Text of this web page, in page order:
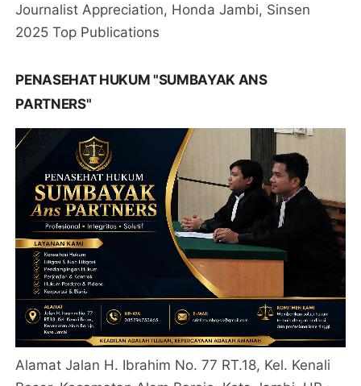
Journalist Appreciation, Honda Jambi, Sinsen
2025 Top Publications
PENASEHAT HUKUM "SUMBAYAK ANS
PARTNERS"
Alamat Jalan H. Ibrahim No. 77 RT.18, Kel. Kenali